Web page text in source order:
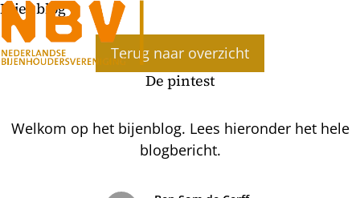
Bijenblog
Terug naar overzicht
De pintest
Welkom op het bijenblog. Lees hieronder het hele
blogbericht.